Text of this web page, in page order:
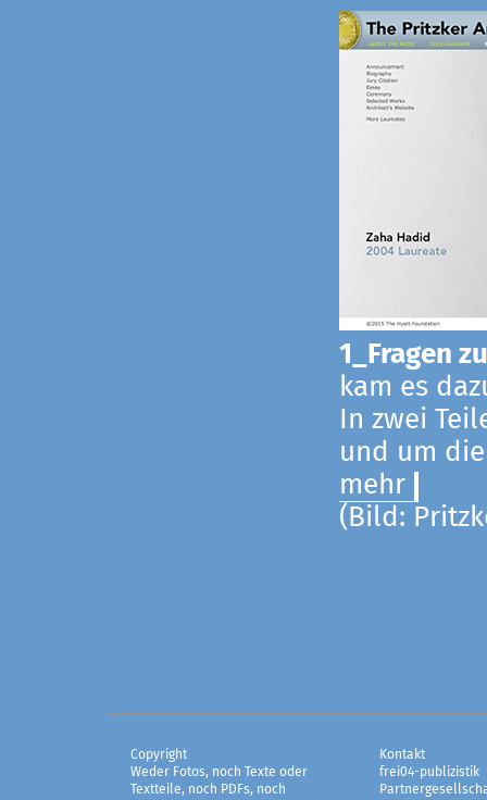
1_Fragen
kam es
In zwei
und um
mehr
(Bild:
Copyright
Weder Fotos, noch Texte oder
Textteile, noch PDFs, noch
Kontakt
frei04-publizistik